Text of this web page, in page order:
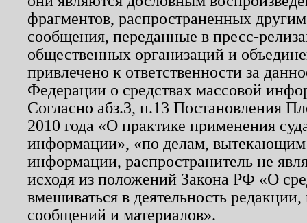
фрагментов, распространенных
сообщения, переданные в пресс-
общественных организаций и
привлечено к ответственности за
Федерации о средствах массовой
Согласно абз.3, п.13 Постановления
2010 года «О практике применения
информации», «по делам, вытекающим
информации, распространитель не
исходя из положений Закона РФ «О
вмешиваться в деятельность
сообщений и материалов».